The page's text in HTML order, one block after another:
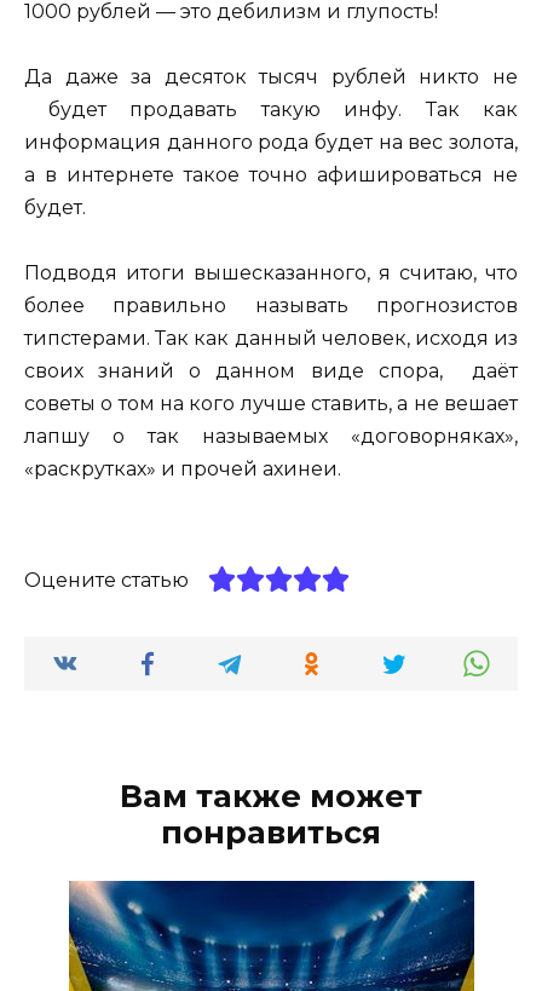
1000 рублей — это дебилизм и глупость!
Да даже за десяток тысяч рублей никто не
будет продавать такую инфу. Так как
информация данного рода будет на вес золота,
а в интернете такое точно афишироваться не
будет.
Подводя итоги вышесказанного, я считаю, что
более правильно называть прогнозистов
типстерами. Так как данный человек, исходя из
своих знаний о данном виде спора, даёт
советы о том на кого лучше ставить, а не вешает
лапшу о так называемых «договорняках»,
«раскрутках» и прочей ахинеи.
Оцените статью
Вам также может
понравиться